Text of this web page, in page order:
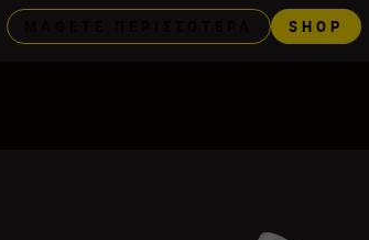
SHOP